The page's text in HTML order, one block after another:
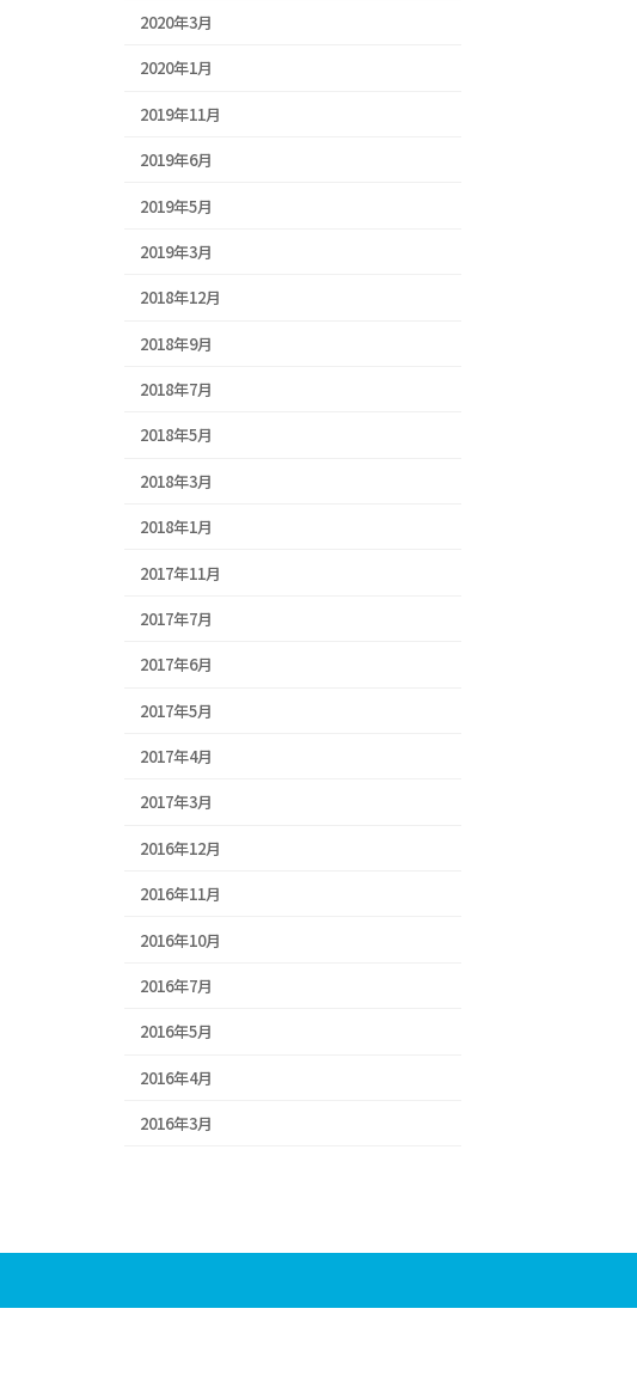
2020年3月
2020年1月
2019年11月
2019年6月
2019年5月
2019年3月
2018年12月
2018年9月
2018年7月
2018年5月
2018年3月
2018年1月
2017年11月
2017年7月
2017年6月
2017年5月
2017年4月
2017年3月
2016年12月
2016年11月
2016年10月
2016年7月
2016年5月
2016年4月
2016年3月